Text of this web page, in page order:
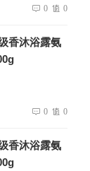
0 0
香沐浴露氨
0 0
香沐浴露氨